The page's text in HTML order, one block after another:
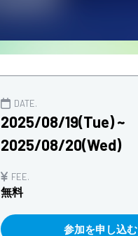
DATE.
2025/08/19(Tue) ~
2025/08/20(Wed)
FEE.
無料
参加を申し込む